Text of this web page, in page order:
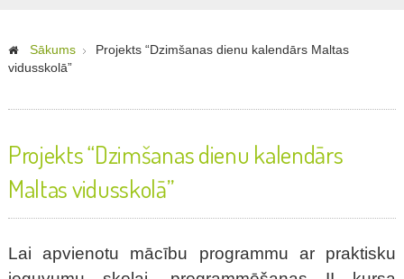
Sākums
Projekts “Dzimšanas dienu kalendārs Maltas
vidusskolā”
Projekts “Dzimšanas dienu kalendārs
Maltas vidusskolā”
Lai apvienotu mācību programmu ar praktisku